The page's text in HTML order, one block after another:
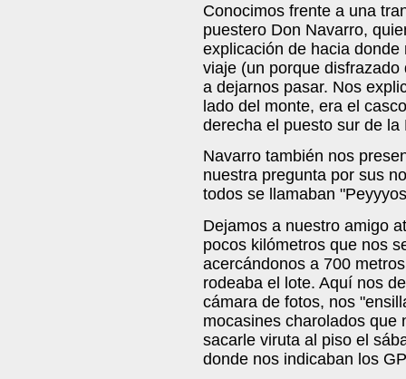
Conocimos frente a una
puestero Don Navarro,
explicación de hacia
viaje (un porque
a dejarnos pasar. Nos
lado del monte, era el
derecha el puesto sur de la
Navarro también nos
nuestra pregunta por sus
todos se llamaban
Dejamos a nuestro amigo
pocos kilómetros que nos
acercándonos a 700
rodeaba el lote. Aquí nos
cámara de fotos, nos
mocasines charolados que
sacarle viruta al piso el
donde nos indicaban los